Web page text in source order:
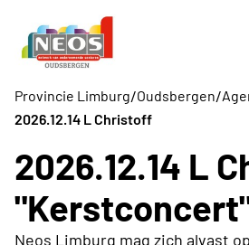
Provincie Limburg/Oudsbergen/
2026.12.14 L Christoff
2026.12.14 L
Neos Limburg mag zich alvast